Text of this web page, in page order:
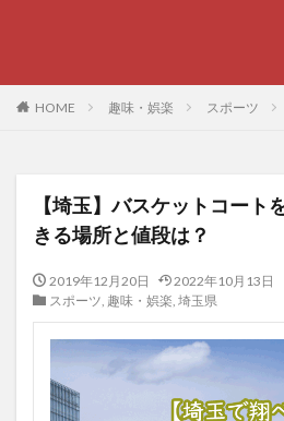
HOME 趣味・娯楽 スポーツ
【埼玉】バスケットコート
きる場所と値段は？
2019年12月20日
2022年10月13日
スポーツ, 趣味・娯楽, 埼玉県